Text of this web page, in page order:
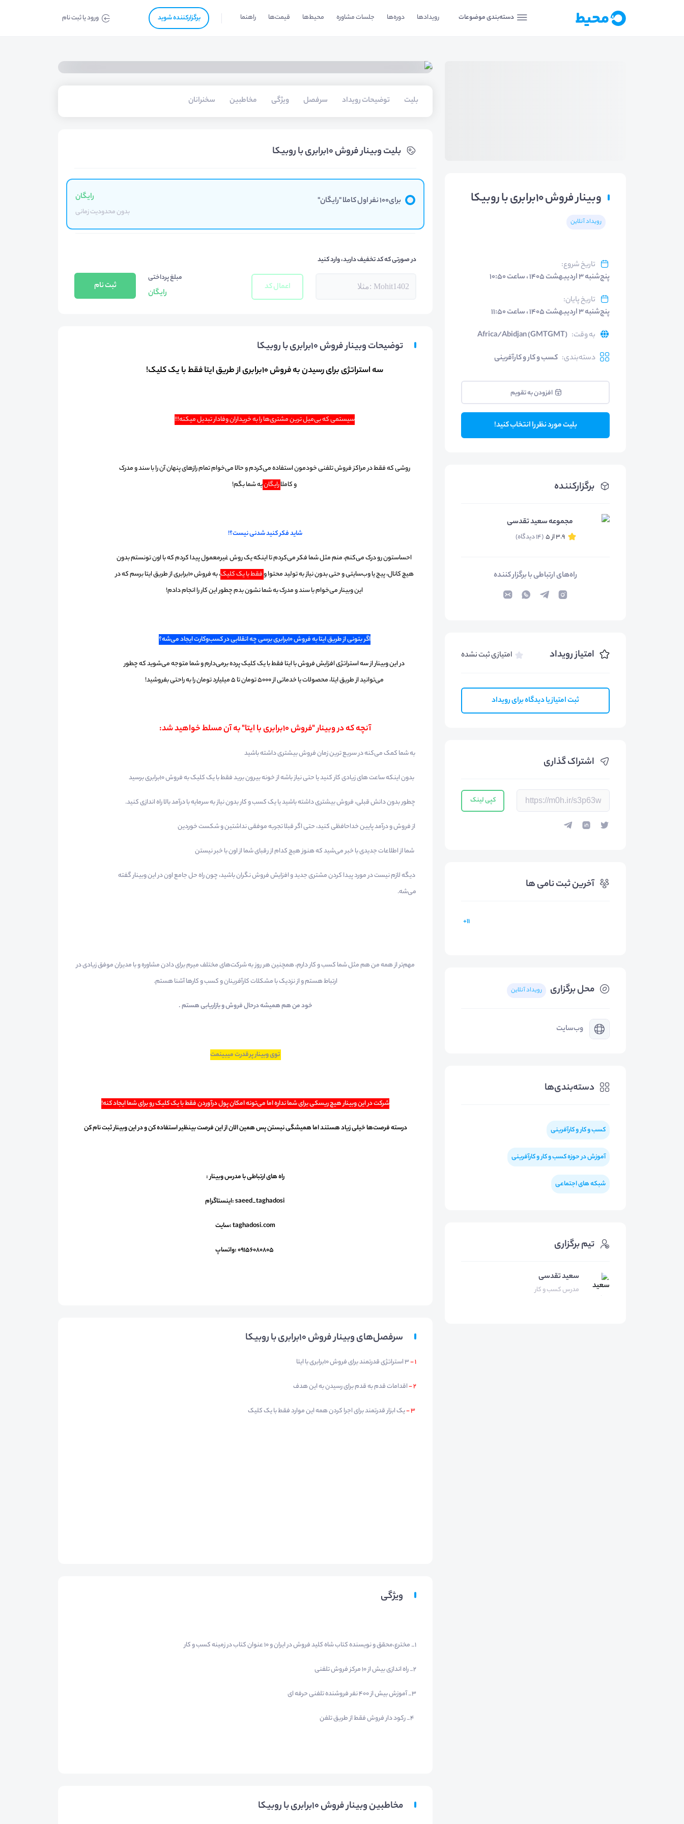
دسته‌بندی موضوعات رویدادها دوره‌ها جلسات مشاوره محیط‌ها قیمت‌ها راهنما برگزار‌‌کننده شوید ورود یا ثبت نام
وبینار فروش 10برابری با روبیکا
رویداد آنلاین
تاریخ شروع:
پنج‌شنبه ۳ اردیبهشت ۱۴۰۵ ، ساعت ۱۰:۵۰
تاریخ پایان:
پنج‌شنبه ۳ اردیبهشت ۱۴۰۵ ، ساعت ۱۱:۵۰
به وقت:
Africa/Abidjan (GMTGMT)
دسته‌بندی: کسب و کار و کارآفرینی
افزودن به تقویم
بلیت مورد نظر را انتخاب کنید!
برگزارکننده
مجموعه سعید تقدسی
3.9 از 5 (14 دیدگاه)
راه‌های ارتباطی با برگزار کننده
امتیاز رویداد امتیازی ثبت نشده
ثبت امتیاز یا دیدگاه برای رویداد
اشتراک گذاری
کپی لینک
آخرین ثبت نامی ها
11+
محل برگزاری رویداد آنلاین
وب‌سایت
دسته‌بندی‌ها
کسب و کار و کارآفرینی
آموزش در حوزه کسب و کار و کارآفرینی
شبکه های اجتماعی
تیم برگزاری
سعید تقدسی
مدرس کسب و کار
بلیت‌ توضیحات رویداد سرفصل ویژگی مخاطبین سخنرانان
بلیت‌ وبینار فروش 10برابری با روبیکا
برای100 نفر اول کاملا "رایگان" رایگان
بدون محدودیت زمانی
در صورتی که کد تخفیف دارید، وارد کنید
اعمال کد
مبلغ پرداختی
رایگان
ثبت نام
توضیحات وبینار فروش 10برابری با روبیکا
سه استراتژی برای رسیدن به فروش 10برابری از طریق ایتا فقط با یک کلیک!
سیستمی که بی‌میل ترین مشتری‌ها را به خریداران وفادار تبدیل میکنه!!!
روشی که فقط در مراکز فروش تلفنی خودمون استفاده می‌کردم و حالا می‌خوام تمام راز‌‌‌‌های پنهان آن را با سند و مدرک
و کاملارایگانبه شما بگم!
شاید فکر کنید شدنی نیست؟!
احساستون رو درک می‌کنم، منم مثل شما فکر می‌کردم تا اینکه یک روش غیرمعمول پیدا کردم که با اون تونستم بدون
هیچ کانال، پیج یا وب‌سایتی و حتی بدون نیاز به تولید محتوا وفقط با یک کلیک
، به فروش 10برابری از طریق ایتا برسم که در
این وبینار می‌خوام با سند و مدرک به شما نشون بدم چطور این کار را انجام دادم!
اگر بتونی از طریق ایتا به فروش 10برابری برسی چه انقلابی در کسب‌و‌‌‌‌‌‌‌کارت ایجاد می‌شه؟
در این وبینار از سه استراتژی افزایش فروش با ایتا فقط با یک کلیک پرده برمی‌دارم و شما متوجه می‌شوید که چطور
می‌توانید از طریق ایتا، محصولات یا خدماتی از 5000 تومان تا 5 میلیارد تومان را به راحتی بفروشید!
آنچه که در وبینار "فروش 10برابری با ایتا" به آن مسلط خواهید شد:
به شما کمک می‌کنه در سریع ترین زمان فروش بیشتری داشته باشید
بدون اینکه ساعت های زیادی کار کنید یا حتی نیاز باشه از خونه بیرون برید فقط با یک کلیک به فروش 10برابری برسید
چطور بدون دانش قبلی، فروش بیشتری داشته باشید یا یک کسب و کار بدون نیاز به سرمایه با درآمد بالا راه اندازی کنید.
از فروش و درآمد پایین خداحافظی کنید، حتی اگر قبلا تجربه موفقی نداشتین و شکست خوردین
شما از اطلاعات جدیدی با خبر می‌شید که هنوز هیچ کدام از رقبای شما از اون با خبر نیستن
دیگه لازم نیست در مورد پیدا کردن مشتری جدید و افزایش فروش نگران باشید، چون راه حل جامع اون در این وبینار گفته
می‌شه.
مهم‌تر از همه من هم مثل شما کسب و کار دارم، همچنین هر روز به شرکت‌های مختلف میرم برای دادن مشاوره و با مدیران موفق زیادی در
ارتباط هستم و از نزدیک با مشکلات کارآفرینان و کسب و کارها آشنا هستم.
خود من هم همیشه درحال فروش و بازاریابی هستم .
توی وبینار پرقدرت میبینمت
شرکت در این وبینار هیچ ریسکی برای شما نداره اما می‌تونه امکان پول درآوردن فقط با یک کلیک رو برای شما ایجاد کنه!
درسته فرصت‌ها خیلی زیاد هستند اما همیشگی نیستن پس همین الان از این فرصت بینظیر استفاده کن و در این وبینار ثبت نام کن
راه های ارتباطی با مدرس وبینار :
taghadosi.com :سایت
سرفصل‌های وبینار فروش 10برابری با روبیکا
1 -
2 - اقدامات قدم به قدم برای رسیدن به این هدف
یک ابزار قدرتمند برای اجرا کردن همه این موارد فقط با یک کلیک
ویژگی
1_ مخترع،محقق و نویسنده کتاب شاه کلید فروش در ایران و 10 عنوان کتاب در زمینه کسب و کار
2_ راه اندازی بیش از 10 مرکز فروش تلفنی
3_ آموزش بیش از 400 نفر فروشنده تلفنی حرفه ای
مخاطبین وبینار فروش 10برابری با روبیکا